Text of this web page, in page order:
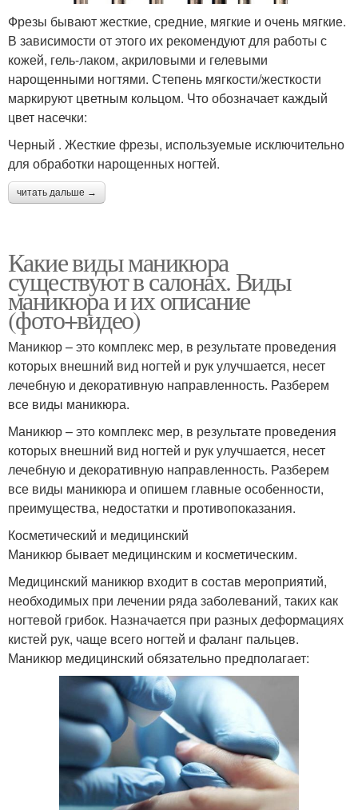
Фрезы бывают жесткие, средние, мягкие и очень мягкие.
В зависимости от этого их рекомендуют для работы с
кожей, гель-лаком, акриловыми и гелевыми
нарощенными ногтями. Степень мягкости/жесткости
маркируют цветным кольцом. Что обозначает каждый
цвет насечки:
Черный . Жесткие фрезы, используемые исключительно
для обработки нарощенных ногтей.
читать дальше →
Какие виды маникюра
существуют в салонах. Виды
маникюра и их описание
(фото+видео)
Маникюр – это комплекс мер, в результате проведения
которых внешний вид ногтей и рук улучшается, несет
лечебную и декоративную направленность. Разберем
все виды маникюра.
Маникюр – это комплекс мер, в результате проведения
которых внешний вид ногтей и рук улучшается, несет
лечебную и декоративную направленность. Разберем
все виды маникюра и опишем главные особенности,
преимущества, недостатки и противопоказания.
Косметический и медицинский
Маникюр бывает медицинским и косметическим.
Медицинский маникюр входит в состав мероприятий,
необходимых при лечении ряда заболеваний, таких как
ногтевой грибок. Назначается при разных деформациях
кистей рук, чаще всего ногтей и фаланг пальцев.
Маникюр медицинский обязательно предполагает: